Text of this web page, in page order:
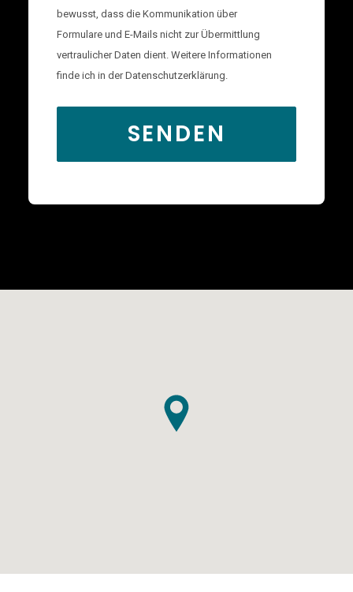
bewusst, dass die Kommunikation über
Formulare und E-Mails nicht zur Übermittlung
vertraulicher Daten dient. Weitere Informationen
finde ich in der Datenschutzerklärung.